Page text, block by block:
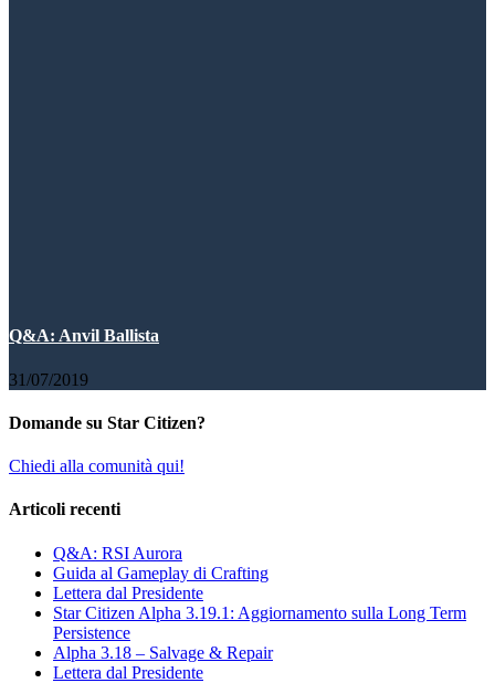
Q&A: Anvil Ballista
31/07/2019
Domande su Star Citizen?
Chiedi alla comunità qui!
Articoli recenti
Q&A: RSI Aurora
Guida al Gameplay di Crafting
Lettera dal Presidente
Star Citizen Alpha 3.19.1: Aggiornamento sulla Long Term
Persistence
Alpha 3.18 – Salvage & Repair
Lettera dal Presidente